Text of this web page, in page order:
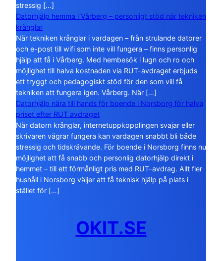
stressig […]
Datorhjälp hemma i Vårberg – personligt stöd när tekniken
krånglar
När tekniken krånglar i vardagen – från strulande datorer
och e-post till wifi som inte vill fungera – finns personlig
hjälp att få i Vårberg. Med hembesök i lugn och ro och
möjlighet till halva kostnaden via RUT-avdraget erbjuds
ett tryggt och pedagogiskt stöd för den som vill få
tekniken att fungera igen. Vårberg. När […]
Datorhjälp nära till hands för boende i Norsborg för halva
priset efter RUT avdraget
När datorn krånglar, internetuppkopplingen svajar eller
skrivaren vägrar fungera kan vardagen snabbt bli både
stressig och tidskrävande. För boende i Norsborg finns nu
möjlighet att få snabb och personlig datorhjälp direkt i
hemmet – till ett förmånligt pris med RUT-avdrag. Allt fler
hushåll i Norsborg väljer att få teknisk hjälp på plats i
stället för […]
OKIT.SE